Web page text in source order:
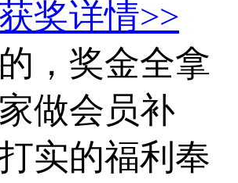
奖详情>>
，奖金全拿
做会员补
实的福利奉